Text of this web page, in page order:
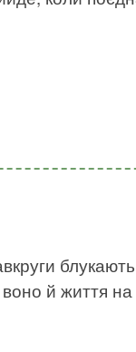
блукають
й життя